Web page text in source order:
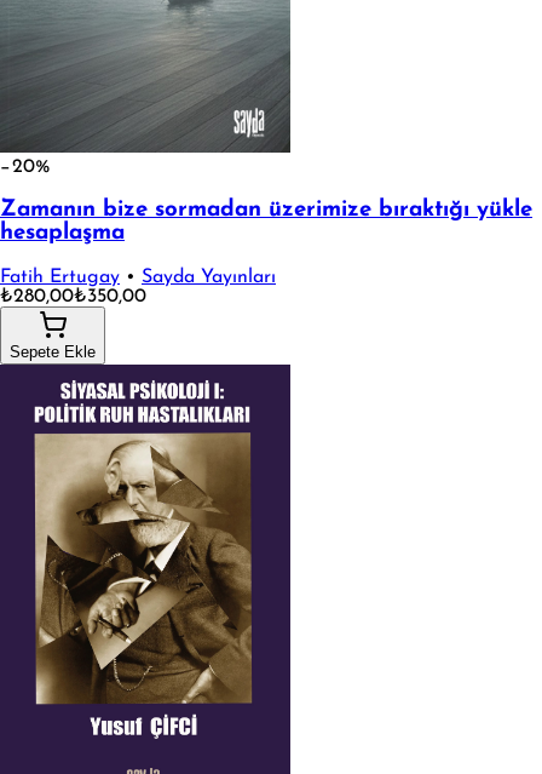
−20%
Zamanın bize sormadan üzerimize bıraktığı yükle
hesaplaşma
Fatih Ertugay • Sayda Yayınları
₺280,00₺350,00
Sepete Ekle